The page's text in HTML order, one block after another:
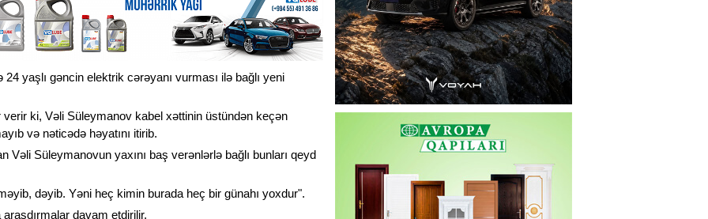
yaşlı gəncin elektrik cərəyanı vurması ilə bağlı yeni
ki, Vəli Süleymanov kabel xəttinin üstündən keçən
və nəticədə həyatını itirib.
Vəli Süleymanovun yaxını baş verənlərlə bağlı bunları qeyd
dəyib. Yəni heç kimin burada heç bir günahı yoxdur".
davam etdirilir.